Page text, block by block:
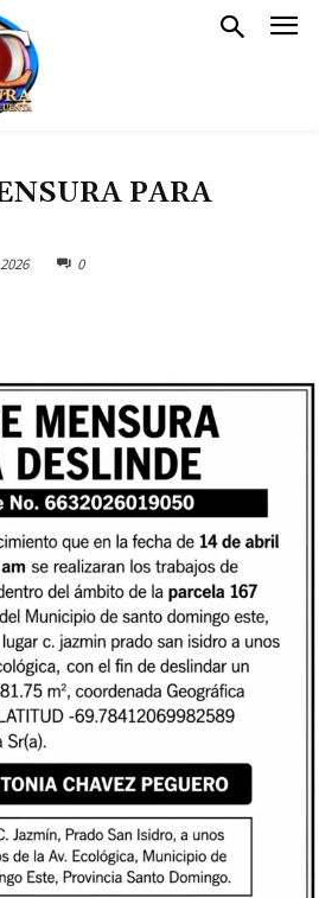
PARA
0